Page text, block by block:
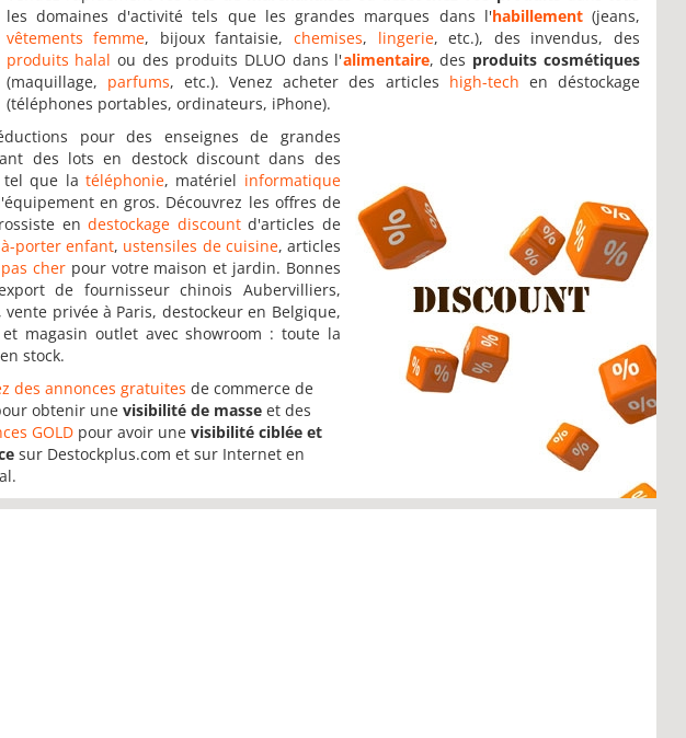
les domaines d'activité tels que les grandes marques dans l'habillement(jeans,
vêtements femme, bijoux fantaisie,chemises, lingerie, etc.), des invendus, des
produits halal ou des produits DLUO dans l'alimentaire, des produits cosmétiques
(maquillage, parfums, etc.). Venez acheter des articles high-tech en déstockage
(téléphones portables, ordinateurs, iPhone).
pour des enseignes de grandes
des lots en destock discount dans des
tel que la téléphonie, matériel informatique
en gros. Découvrez les offres de
endestockage discountd'articles de
porter enfant, ustensiles de cuisine, articles
cher pour votre maison et jardin. Bonnes
de fournisseur chinois Aubervilliers,
privée à Paris, destockeur en Belgique,
magasin outlet avec showroom : toute la
stock.
des annonces gratuites de commerce de
obtenir unevisibilité de masse et des
GOLD pour avoir unevisibilité ciblée et
sur Destockplus.com et sur Internet en